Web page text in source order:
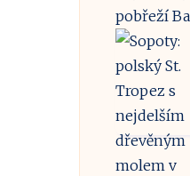
a
nejdivočejší
pobřeží
Baltu
Sopoty:
polský
St.
Tropez
s
nejdelším